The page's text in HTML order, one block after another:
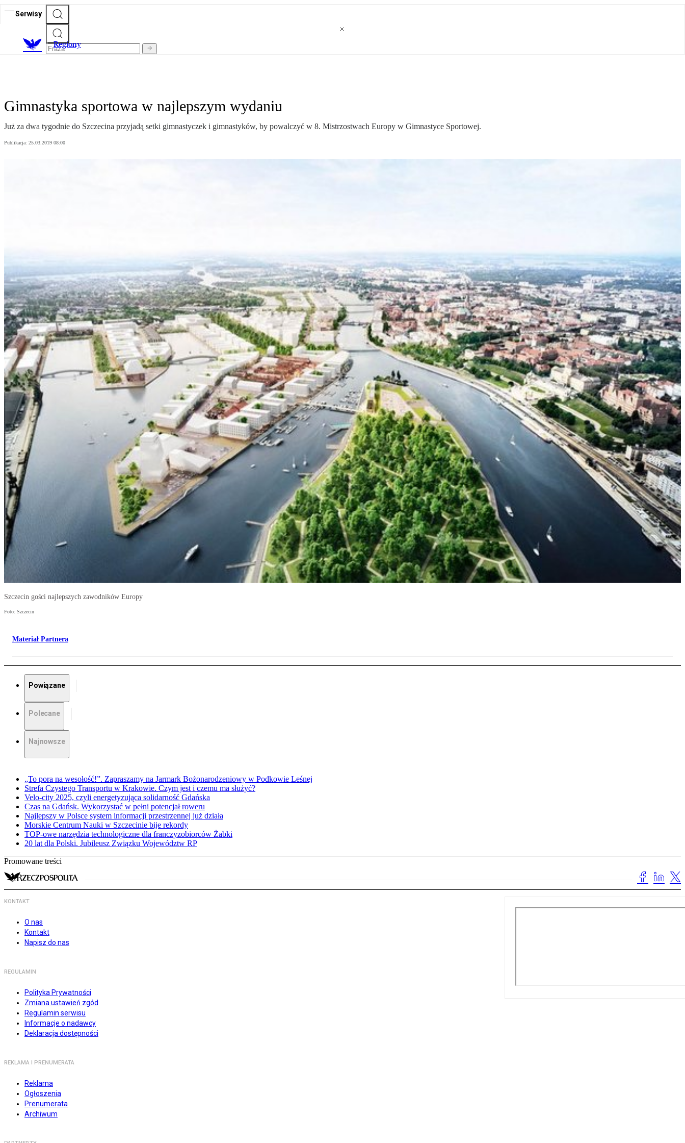
Serwisy
Regiony
Gimnastyka sportowa w najlepszym wydaniu
Już za dwa tygodnie do Szczecina przyjadą setki gimnastyczek i gimnastyków, by powalczyć w 8. Mistrzostwach Europy w Gimnastyce Sportowej.
Publikacja: 25.03.2019 08:00
Szczecin gości najlepszych zawodników Europy
Foto: Szczecin
Materiał Partnera
Powiązane
Polecane
Najnowsze
„To pora na wesołość!”. Zapraszamy na Jarmark Bożonarodzeniowy w Podkowie Leśnej
Strefa Czystego Transportu w Krakowie. Czym jest i czemu ma służyć?
Velo-city 2025, czyli energetyzująca solidarność Gdańska
Czas na Gdańsk. Wykorzystać w pełni potencjał roweru
Najlepszy w Polsce system informacji przestrzennej już działa
Morskie Centrum Nauki w Szczecinie bije rekordy
TOP-owe narzędzia technologiczne dla franczyzobiorców Żabki
20 lat dla Polski. Jubileusz Związku Województw RP
Promowane treści
KONTAKT
O nas
Kontakt
Napisz do nas
REGULAMIN
Polityka Prywatności
Zmiana ustawień zgód
Regulamin serwisu
Informacje o nadawcy
Deklaracja dostępności
REKLAMA I PRENUMERATA
Reklama
Ogłoszenia
Prenumerata
Archiwum